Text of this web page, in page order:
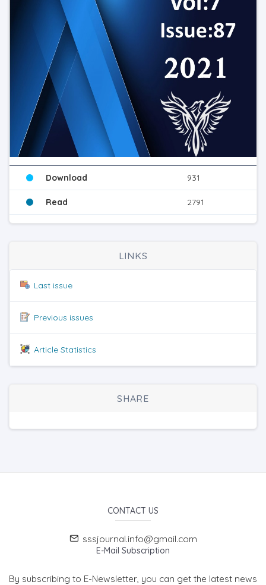
Download 931
Read 2791
LINKS
Last issue
Previous issues
Article Statistics
SHARE
CONTACT US
sssjournal.info@gmail.com
E-Mail Subscription
By subscribing to E-Newsletter, you can get the latest news